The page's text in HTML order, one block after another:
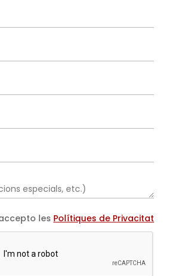
les Polítiques de Privacitat